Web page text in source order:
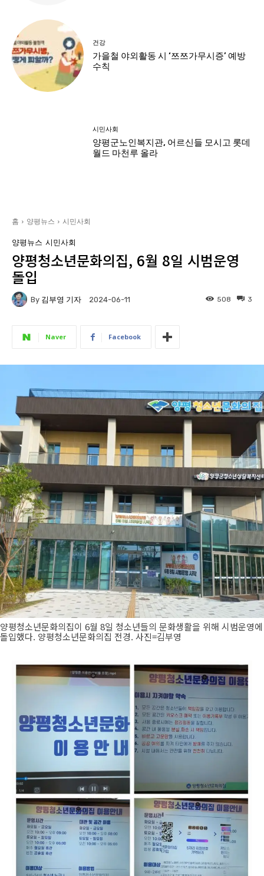
건강
가을철 야외활동 시 ‘쯔쯔가무시증’ 예방
수칙
시민사회
양평군노인복지관, 어르신들 모시고 롯데
월드 마천루 올라